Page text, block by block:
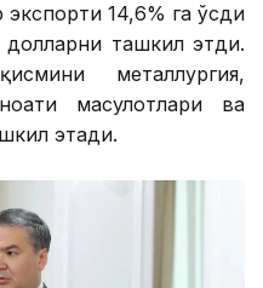
14,6% га ўсди
ташкил этди.
металлургия,
маҳсулотлари ва
этади.